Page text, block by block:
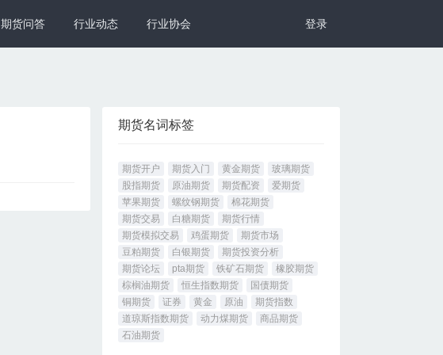
期货问答 行业动态 行业协会 登录
期货名词标签
期货开户 期货入门 黄金期货
玻璃期货
股指期货
原油期货 期货配资
爱期货
苹果期货
螺纹钢期货
棉花期货
期货交易
白糖期货
期货行情
期货模拟交易
鸡蛋期货
期货市场
豆粕期货
白银期货
期货投资分析
期货论坛
pta期货 铁矿石期货
橡胶期货
棕榈油期货
恒生指数期货
国债期货
铜期货
证券 黄金 原油
期货指数
道琼斯指数期货
动力煤期货
商品期货
石油期货